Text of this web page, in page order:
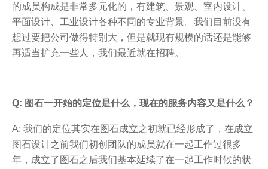
的成员构成是非常多元化的，有建筑、景观、室内设计、
平面设计、工业设计各种不同的专业背景。我们目前没有
想过要把公司做得特别大，但是就现有规模的话还是能够
再适当扩充一些人，我们最近就在招聘。
Q: 图石一开始的定位是什么，现在的服务内容又是什么？
A: 我们的定位其实在图石成立之初就已经形成了，在成立
图石设计之前我们初创团队的成员就在一起工作过很多
年，成立了图石之后我们基本延续了在一起工作时候的状